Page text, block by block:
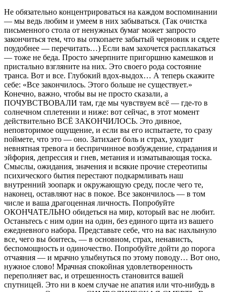
Не обязательно концентрироваться на каждом воспоминании
— мы ведь любим и умеем в них забываться. (Так очистка
письменного стола от ненужных бумаг может запросто
закончиться тем, что вы откопаете забытый черновик и сядете
поудобнее — перечитать…) Если вам захочется расплакаться
— тоже не беда. Просто зачерпните пригоршню камешков и
пристально взгляните на них. Это своего рода состояние
транса. Вот и все. Глубокий вдох-выдох… А теперь скажите
себе: «Все закончилось. Этого больше не существует.»
Конечно, важно, чтобы вы не просто сказали, а
ПОЧУВСТВОВАЛИ там, где мы чувствуем всё — где-то в
солнечном сплетении и ниже: вот сейчас, в этот момент
действительно ВСЁ ЗАКОНЧИЛОСЬ. Это дивное,
неповторимое ощущение, и если вы его испытаете, то сразу
поймете, что это — оно. Затихает боль и страх, уходит
невнятная тревога и беспричинное возбуждение, страдания и
эйфория, депрессия и гнев, метания и изматывающая тоска.
Смыслы, ожидания, значения и всякие прочие стереотипы
психического бытия перестают подкармливать наш
внутренний зоопарк и окружающую среду, после чего те,
наконец, оставляют нас в покое. Все закончилось — в том
числе и ваша драгоценная личность. Попробуйте
ОКОНЧАТЕЛЬНО обидеться на мир, который вас не любит.
Останьтесь с ним один на один, без единого щита из вашего
ежедневного набора. Представьте себе, что на вас нахлынуло
все, чего вы боитесь, — в основном, страх, ненависть,
беспомощность и одиночество. Попробуйте дойти до порога
отчаяния — и мрачно улыбнуться по этому поводу… Вот оно,
нужное слово! Мрачная спокойная удовлетворенность
переполняет вас, и отрешенность становится вашей
спутницей. Это ни в коем случае не апатия или что-нибудь в